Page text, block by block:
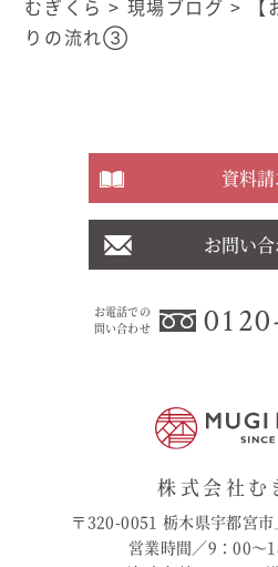
むぎくら > 現場ブログ >
りの流れ③
お電話での
問い合わせ
資料
お問い
株式会社む
〒320-0051 栃木県宇都宮
営業時間／9：00